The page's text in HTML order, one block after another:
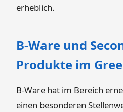
erheblich.
B-Ware und
Produkte im
B-Ware hat im Bereich
einen besonderen